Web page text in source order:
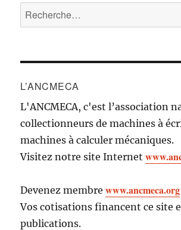
Recherche
pour :
L’ANCMECA
L'ANCMECA, c'est l’association
collectionneurs de machines à
machines à calculer mécaniques.
Visitez notre site Internet
Devenez membrewww.ancmeca.org
Vos cotisations financent ce site
publications.